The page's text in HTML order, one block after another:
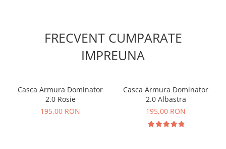
✔️ Ambalaj igienic pentru depozitare sigură și transport facil.
Alege cochilia ARMURA Inceptos 2.0 pentru protecție și
confort maxim în timpul antrenamentelor și competițiilor!
FRECVENT CUMPARATE
IMPREUNA
Casca Armura Dominator
2.0 Rosie
195,00 RON
Casca Armura Dominator
2.0 Albastra
195,00 RON